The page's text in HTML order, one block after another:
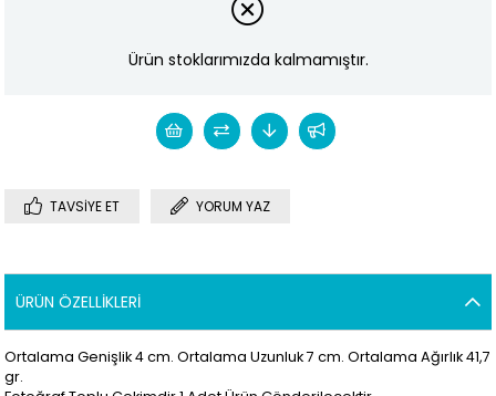
Ürün stoklarımızda kalmamıştır.
TAVSIYE ET YORUM YAZ
ÜRÜN ÖZELLIKLERI
Ortalama Genişlik 4 cm. Ortalama Uzunluk 7 cm. Ortalama Ağırlık 41,7
gr.